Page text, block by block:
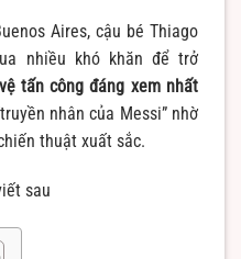
Aires, cậu bé Thiago
nhiều khó khăn để trở
tấn công đáng xem nhất
nhân của Messi” nhờ
thuật xuất sắc.
sau